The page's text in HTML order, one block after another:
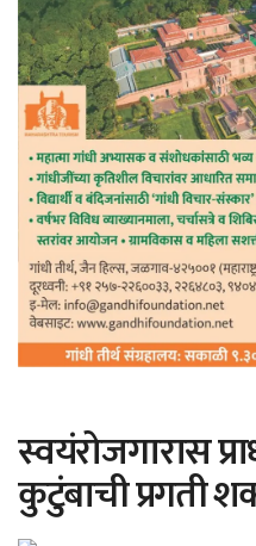
स्वयंरोजगारास
कुटुंबाची प्रगती